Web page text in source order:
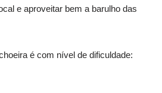
e aproveitar bem a barulho das
é com nível de dificuldade: